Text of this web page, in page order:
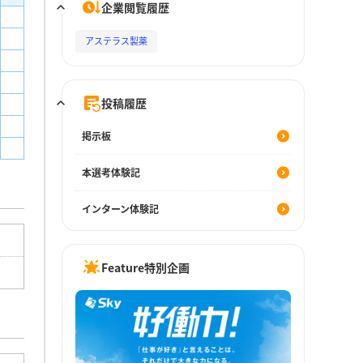
企業閲覧履歴
アステラス製薬
投稿履歴
掲示板
本選考体験記
インターン体験記
Feature特別企画